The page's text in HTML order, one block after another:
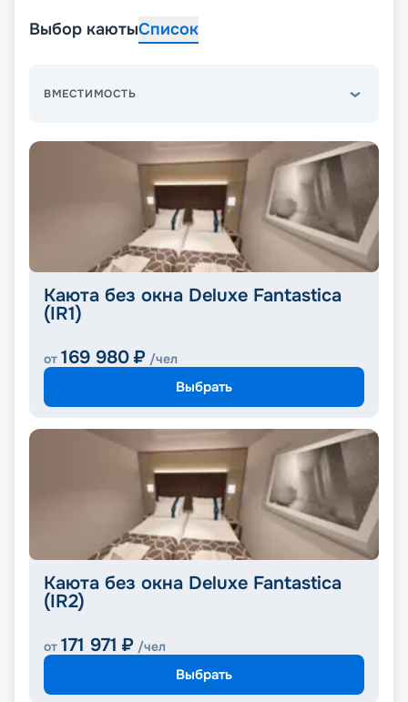
Выбор каютыСписок
ВМЕСТИМОСТЬ
Каюта без окна Deluxe Fantastica
(IR1)
от 169 980 ₽ /чел
Выбрать
Каюта без окна Deluxe Fantastica
(IR2)
от 171 971 ₽ /чел
Выбрать